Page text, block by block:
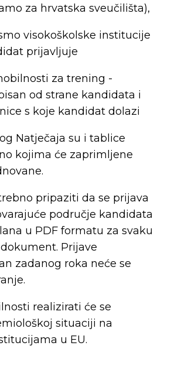
za hrvatska sveučilišta),
visokoškolske institucije
prijavljuje
za trening -
od strane kandidata i
s koje kandidat dolazi
Natječaja su i tablice
kojima će zaprimljene
pripaziti da se prijava
područje kandidata
u PDF formatu za svaku
Prijave
zadanog roka neće se
realizirati će se
situaciji na
u EU.